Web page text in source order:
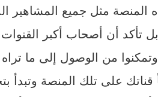
المنصة مثل جميع المشاهير
تأكد أن أصحاب أكبر
من الوصول إلى ما
على تلك المنصة وتبدأ